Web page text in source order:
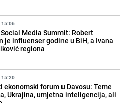
15:06
Media Summit: Robert
je influenser godine u BiH, a Ivana
regiona
15:20
ekonomski forum u Davosu: Teme
Ukrajina, umjetna inteligencija, ali